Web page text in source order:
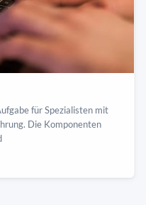
für Spezialisten mit
Die Komponenten